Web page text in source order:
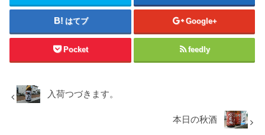
はてブ Google+
Pocket feedly
入荷つづきます。
本日の秋酒